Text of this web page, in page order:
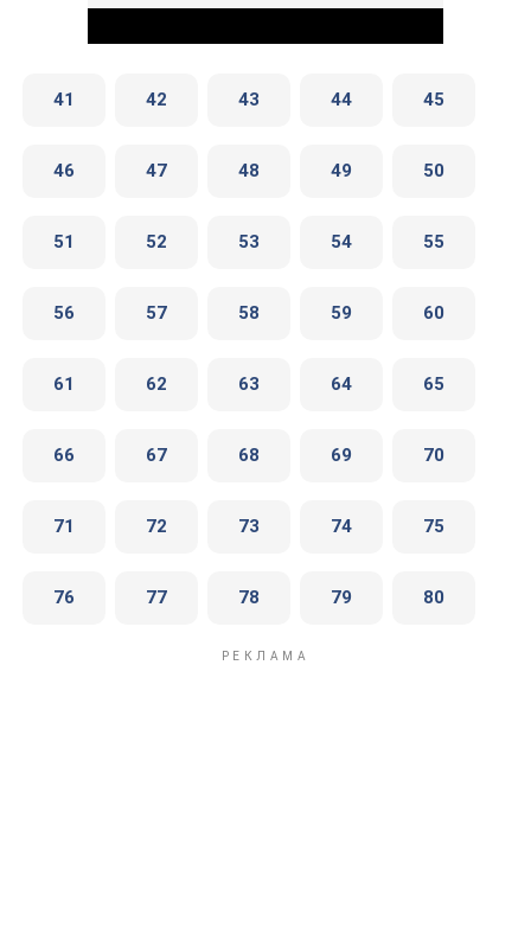
Play Video
41 42 43 44 45
46 47 48 49 50
51 52 53 54 55
56 57 58 59 60
61 62 63 64 65
66 67 68 69 70
71 72 73 74 75
76 77 78 79 80